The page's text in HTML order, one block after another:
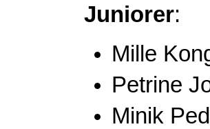
Juniorer:
Mille
Petrine
Minik